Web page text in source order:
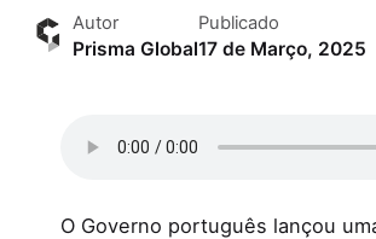
Autor
Prisma Global
Publicado
17 de Março, 2025
O Governo português lançou